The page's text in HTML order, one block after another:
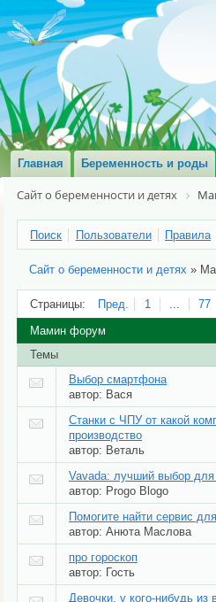
Главная Беременность и роды
Сайт о беременности и детях
Поиск Пользователи Правила
Сайт о беременности и детях »
Страницы: Пред. 1 77
Мамин форум
Темы
Выбор смартфона
автор: Вася
Станки с ЧПУ от какой
производство
автор: Веталь
Vavada: лучший выбор для
автор: Progo Blogo
Помогите найти сервис
автор: Анюта Маслова
про гороскоп
автор: Гость
Девочки, у кого-нибудь из